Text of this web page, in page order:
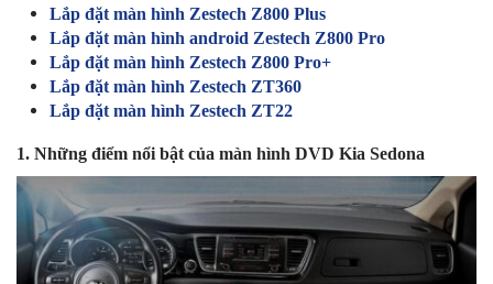
Lắp đặt màn hình Zestech Z800 Plus
Lắp đặt màn hình android Zestech Z800 Pro
Lắp đặt màn hình Zestech Z800 Pro+
Lắp đặt màn hình Zestech ZT360
Lắp đặt màn hình Zestech ZT22
1. Những điểm nổi bật của màn hình DVD Kia Sedona